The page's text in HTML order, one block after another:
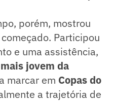
porém, mostrou
Participou
e uma assistência,
jovem da
a marcar em Copas do
a trajetória de